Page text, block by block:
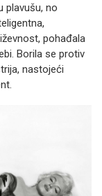
plavušu, no
pohađala
Borila se protiv
nastojeći